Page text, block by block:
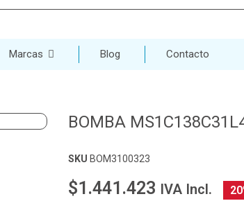
Marcas Blog Contacto
BOMBA
SKU BOM3100323
$1.441.423 IVA Incl.